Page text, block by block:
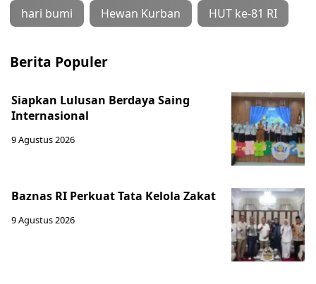
hari bumi Hewan Kurban HUT ke-81 RI
Berita Populer
Siapkan Lulusan Berdaya Saing
Internasional
9 Agustus 2026
Baznas RI Perkuat Tata Kelola Zakat
9 Agustus 2026